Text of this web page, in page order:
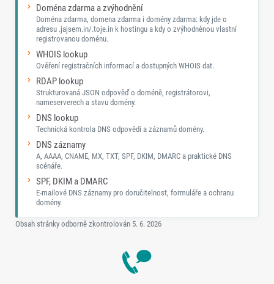
Doména zdarma a zvýhodnění
Doména zdarma, domena zdarma i domény zdarma: kdy jde o
adresu .jajsem.in/.toje.in k hostingu a kdy o zvýhodněnou vlastní
registrovanou doménu.
WHOIS lookup
Ověření registračních informací a dostupných WHOIS dat.
RDAP lookup
Strukturovaná JSON odpověď o doméně, registrátorovi,
nameserverech a stavu domény.
DNS lookup
Technická kontrola DNS odpovědí a záznamů domény.
DNS záznamy
A, AAAA, CNAME, MX, TXT, SPF, DKIM, DMARC a praktické DNS
scénáře.
SPF, DKIM a DMARC
E-mailové DNS záznamy pro doručitelnost, formuláře a ochranu
domény.
Obsah stránky odborně zkontrolován 5. 6. 2026